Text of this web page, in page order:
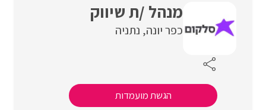
מנהל /ת שיווק
כפר יונה נתניה
הגשת מועמדות